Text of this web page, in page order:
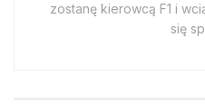
zostanę kierowcą F1 i
się